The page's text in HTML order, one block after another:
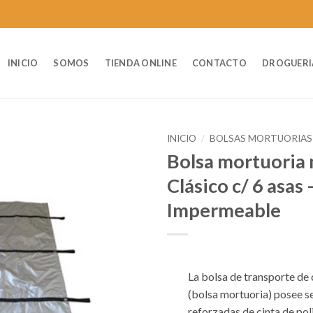
INICIO SOMOS TIENDA ONLINE CONTACTO
INICIO / BOLSAS MORTUORIAS
Bolsa mortuoria
Clásico c/ 6 asas
Impermeable
La bolsa de transporte de
(bolsa mortuoria) posee